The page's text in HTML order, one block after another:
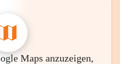
Maps anzuzeigen,